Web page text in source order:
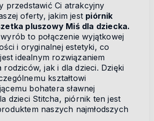
przedstawić Ci atrakcyjny
oferty, jakim jest piórnik
pluszowy Miś dla dziecka.
to połączenie wyjątkowej
i oryginalnej estetyki, co
idealnym rozwiązaniem
rodziców, jak i dla dzieci. Dzięki
kształtowi
bohatera sławnej
dzieci Stitcha, piórnik ten jest
naszych najmłodszych